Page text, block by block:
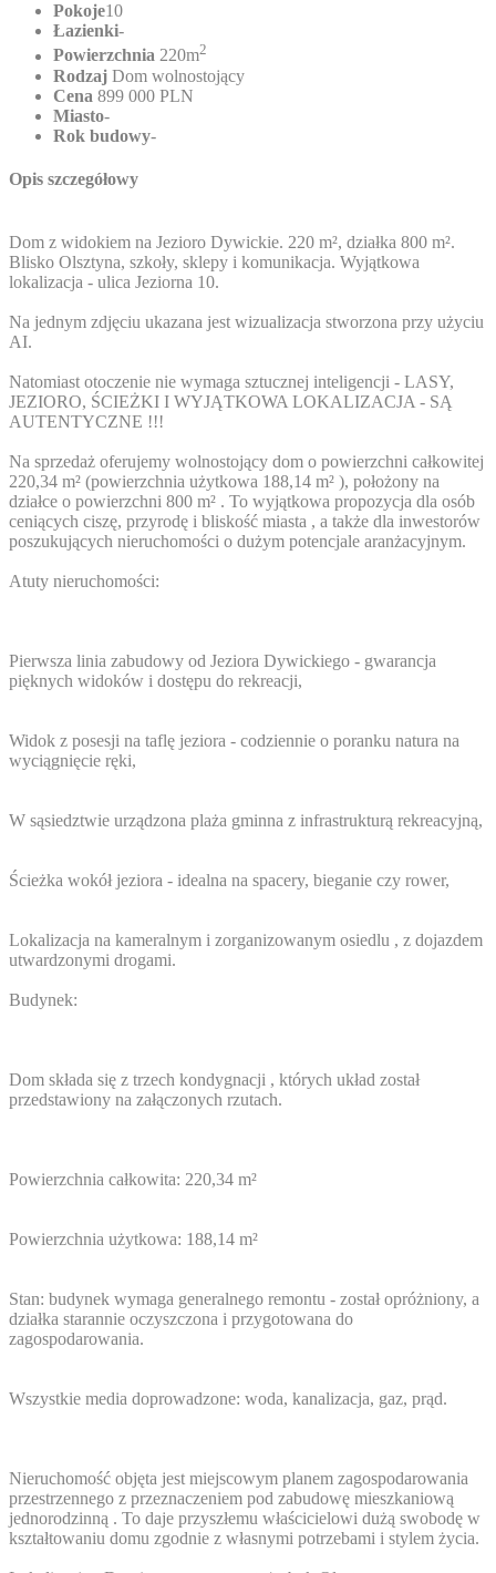
Pokoje10
Łazienki-
Powierzchnia 220m2
Rodzaj Dom wolnostojący
Cena 899 000 PLN
Miasto-
Rok budowy-
Opis szczegółowy
Dom z widokiem na Jezioro Dywickie. 220 m², działka 800 m².
Blisko Olsztyna, szkoły, sklepy i komunikacja. Wyjątkowa
lokalizacja - ulica Jeziorna 10.
Na jednym zdjęciu ukazana jest wizualizacja stworzona przy użyciu
AI.
Natomiast otoczenie nie wymaga sztucznej inteligencji - LASY,
JEZIORO, ŚCIEŻKI I WYJĄTKOWA LOKALIZACJA - SĄ
AUTENTYCZNE !!!
Na sprzedaż oferujemy wolnostojący dom o powierzchni całkowitej
220,34 m² (powierzchnia użytkowa 188,14 m² ), położony na
działce o powierzchni 800 m² . To wyjątkowa propozycja dla osób
ceniących ciszę, przyrodę i bliskość miasta , a także dla inwestorów
poszukujących nieruchomości o dużym potencjale aranżacyjnym.
Atuty nieruchomości:
Pierwsza linia zabudowy od Jeziora Dywickiego - gwarancja
pięknych widoków i dostępu do rekreacji,
Widok z posesji na taflę jeziora - codziennie o poranku natura na
wyciągnięcie ręki,
W sąsiedztwie urządzona plaża gminna z infrastrukturą rekreacyjną,
Ścieżka wokół jeziora - idealna na spacery, bieganie czy rower,
Lokalizacja na kameralnym i zorganizowanym osiedlu , z dojazdem
utwardzonymi drogami.
Budynek:
Dom składa się z trzech kondygnacji , których układ został
przedstawiony na załączonych rzutach.
Powierzchnia całkowita: 220,34 m²
Powierzchnia użytkowa: 188,14 m²
Stan: budynek wymaga generalnego remontu - został opróżniony, a
działka starannie oczyszczona i przygotowana do
zagospodarowania.
Wszystkie media doprowadzone: woda, kanalizacja, gaz, prąd.
Nieruchomość objęta jest miejscowym planem zagospodarowania
przestrzennego z przeznaczeniem pod zabudowę mieszkaniową
jednorodzinną . To daje przyszłemu właścicielowi dużą swobodę w
kształtowaniu domu zgodnie z własnymi potrzebami i stylem życia.